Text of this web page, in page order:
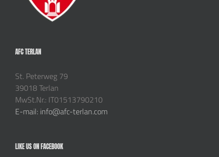
AFC TERLAN
St. Peterweg 79
39018 Terlan
MwSt.Nr.: IT01513790210
E-mail: info@afc-terlan.com
LIKE US ON FACEBOOK